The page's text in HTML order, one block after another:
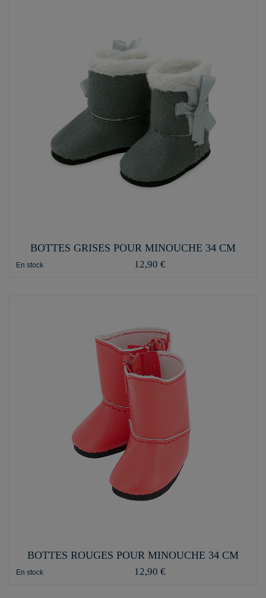
BOTTES GRISES POUR MINOUCHE 34 CM
En stock 12,90 €
BOTTES ROUGES POUR MINOUCHE 34 CM
En stock 12,90 €